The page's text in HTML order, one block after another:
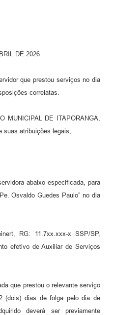
SOCIAL
DE 2026
que prestou serviços no dia
correlatas.
DE ITAPORANGA,
suas atribuições legais,
abaixo especificada, para
Osvaldo Guedes Paulo” no dia
RG: 11.7xx.xxx-x SSP/SP,
efetivo de Auxiliar de Serviços
que prestou o relevante serviço
(dois) dias de folga pelo dia de
deverá ser previamente